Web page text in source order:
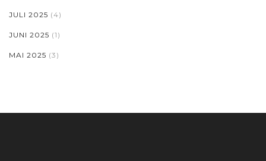
JULI 2025 (4)
JUNI 2025 (1)
MAI 2025 (3)